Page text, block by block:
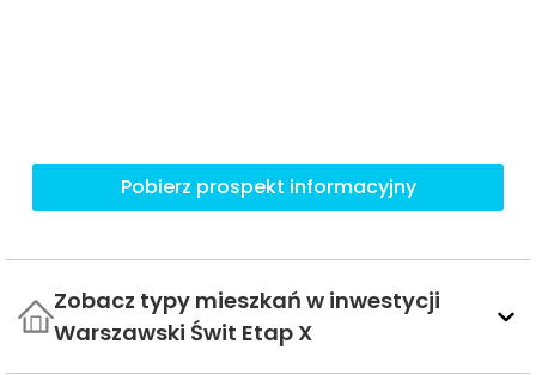
Pobierz prospekt informacyjny
Zobacz typy mieszkań w inwestycji
Warszawski Świt Etap X